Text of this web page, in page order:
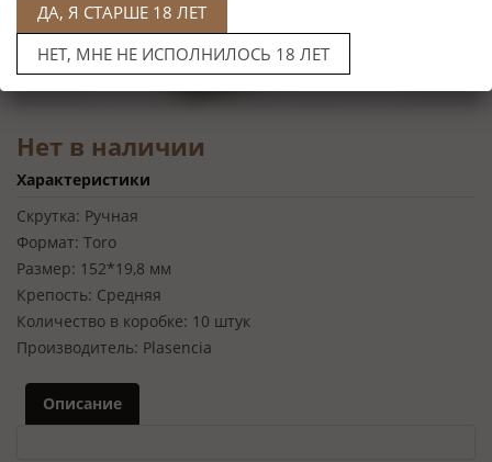
Нет в наличии
Характеристики
Скрутка: Ручная
Формат: Toro
Размер: 152*19,8 мм
Крепость: Средняя
Количество в коробке: 10 штук
Производитель: Plasenсia
Описание
ДА, Я СТАРШЕ 18 ЛЕТ
НЕТ, МНЕ НЕ ИСПОЛНИЛОСЬ 18 ЛЕТ